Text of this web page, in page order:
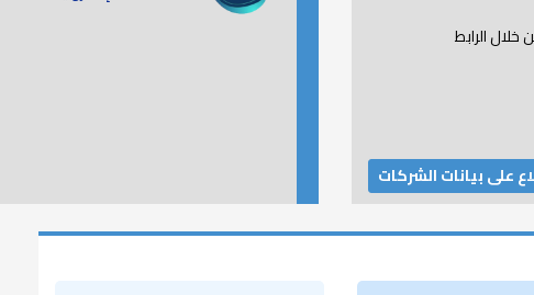
الرابط
على بيانات الشركات